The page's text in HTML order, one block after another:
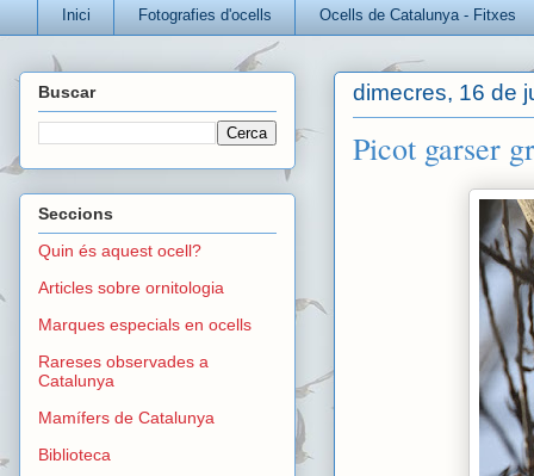
Inici Fotografies d'ocells Ocells de Catalunya - Fitxes
dimecres, 16 de
Picot garser
Buscar
Seccions
Quin és aquest ocell?
Articles sobre ornitologia
Marques especials en ocells
Rareses observades a
Catalunya
Mamífers de Catalunya
Biblioteca